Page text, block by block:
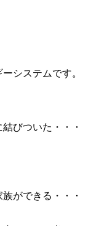
システムです。
びついた・・・
ができる・・・